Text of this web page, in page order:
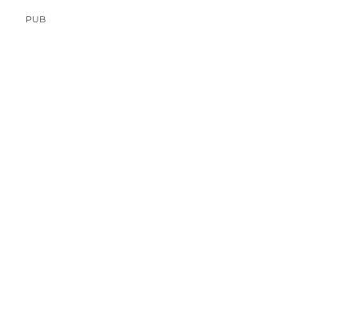
PUB